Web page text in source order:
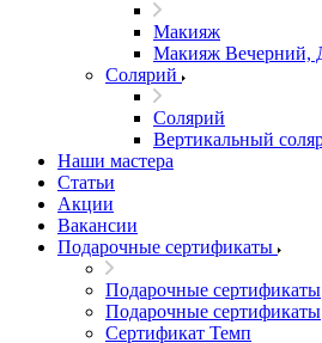
Макияж
Макияж Вечерний,
Солярий
Солярий
Вертикальный
Наши мастера
Статьи
Акции
Вакансии
Подарочные сертификаты
Подарочные сертификаты
Подарочные сертификаты
Сертификат Темп